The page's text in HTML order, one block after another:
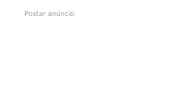
Postar anúncio